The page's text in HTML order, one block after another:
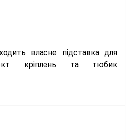
власне підставка для
кріплень та тюбик